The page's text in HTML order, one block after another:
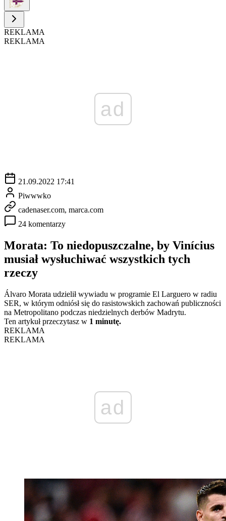
REKLAMA
REKLAMA
ad
21.09.2022 17:41
Piwwwko
cadenaser.com, marca.com
24 komentarzy
Morata: To niedopuszczalne, by Vinícius
musiał wysłuchiwać wszystkich tych
rzeczy
Álvaro Morata udzielił wywiadu w programie El Larguero w radiu
SER, w którym odniósł się do rasistowskich zachowań publiczności
na Metropolitano podczas niedzielnych derbów Madrytu.
Ten artykuł przeczytasz w 1 minutę.
REKLAMA
REKLAMA
ad